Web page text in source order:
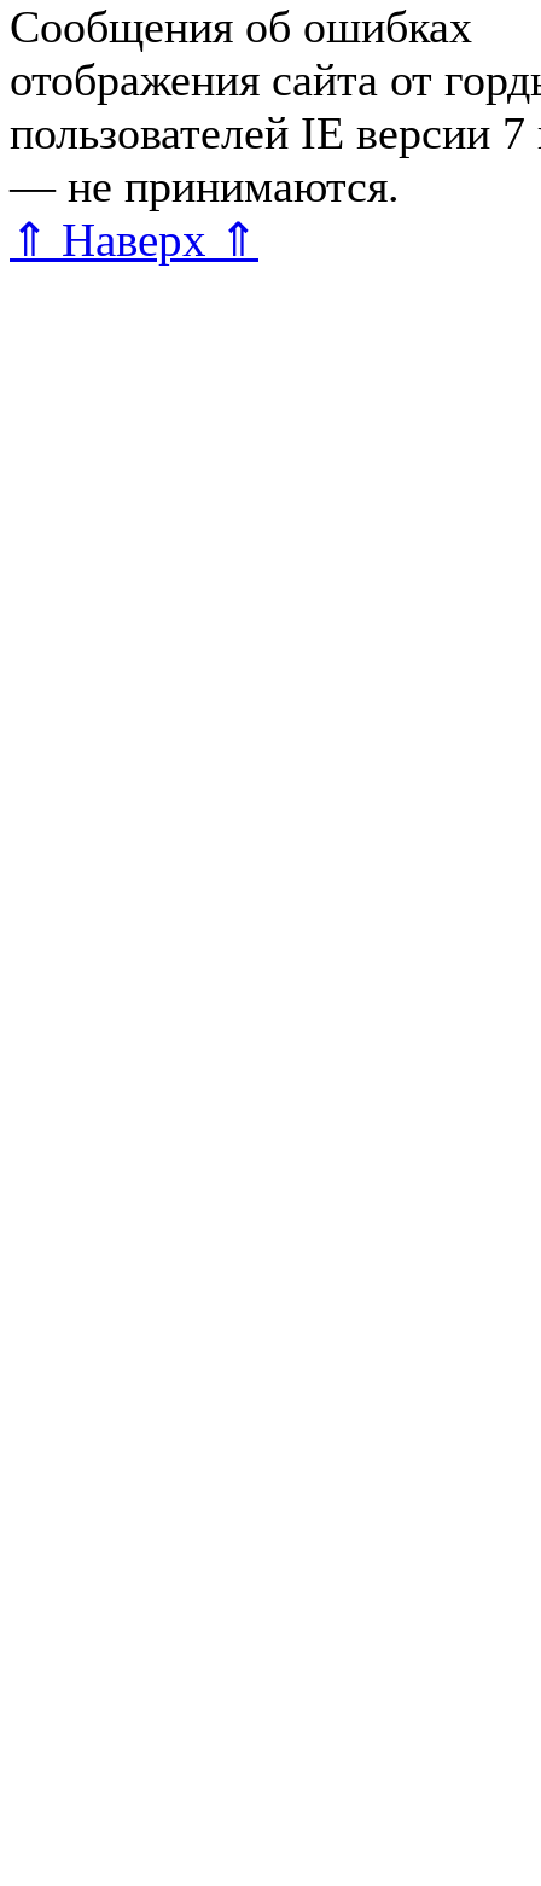
Сообщения об ошибках
отображения сайта от
пользователей IE версии
— не принимаются.
⇑ Наверх ⇑